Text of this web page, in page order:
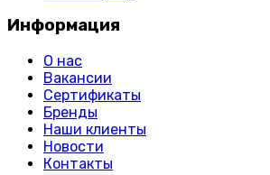
Информация
О нас
Вакансии
Сертификаты
Бренды
Наши клиенты
Новости
Контакты